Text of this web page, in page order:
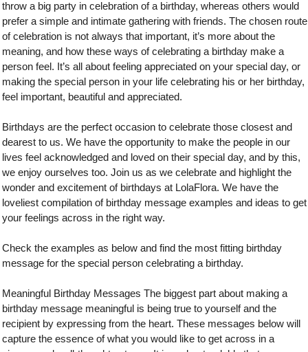
throw a big party in celebration of a birthday, whereas others would
prefer a simple and intimate gathering with friends. The chosen route
of celebration is not always that important, it’s more about the
meaning, and how these ways of celebrating a birthday make a
person feel. It’s all about feeling appreciated on your special day, or
making the special person in your life celebrating his or her birthday,
feel important, beautiful and appreciated.
Birthdays are the perfect occasion to celebrate those closest and
dearest to us. We have the opportunity to make the people in our
lives feel acknowledged and loved on their special day, and by this,
we enjoy ourselves too. Join us as we celebrate and highlight the
wonder and excitement of birthdays at LolaFlora. We have the
loveliest compilation of birthday message examples and ideas to get
your feelings across in the right way.
Check the examples as below and find the most fitting birthday
message for the special person celebrating a birthday.
Meaningful Birthday Messages The biggest part about making a
birthday message meaningful is being true to yourself and the
recipient by expressing from the heart. These messages below will
capture the essence of what you would like to get across in a